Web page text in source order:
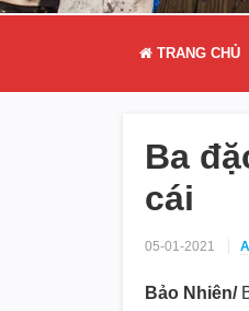
TRANG CHỦ
Ba
cái
05-01-2021
Bảo Nhiên/